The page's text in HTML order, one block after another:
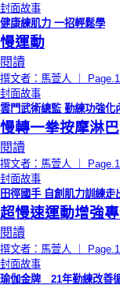
封面故事
健康練肌力 一招輕鬆學
慢運動
閱讀
撰文者：馬萱人 ｜
封面故事
雲門武術總監 勤練功強化
慢轉一拳按摩淋巴
閱讀
撰文者：馬萱人 ｜
封面故事
田徑國手 自創肌力訓練走
超慢速運動增強
閱讀
撰文者：馬萱人 ｜
封面故事
瑜伽金牌 21年勤練改善